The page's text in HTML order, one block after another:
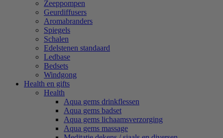
Zeeppompen
Geurdiffusers
Aromabranders
Spiegels
Schalen
Edelstenen standaard
Ledbase
Bedsets
Windgong
Health en gifts
Health
Aqua gems drinkflessen
Aqua gems badset
Aqua gems lichaamsverzorging
Aqua gems massage